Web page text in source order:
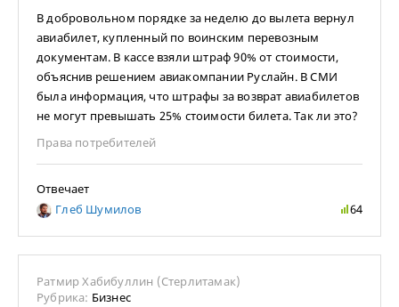
В добровольном порядке за неделю до вылета вернул
авиабилет, купленный по воинским перевозным
документам. В кассе взяли штраф 90% от стоимости,
объяснив решением авиакомпании Руслайн. В СМИ
была информация, что штрафы за возврат авиабилетов
не могут превышать 25% стоимости билета. Так ли это?
Права потребителей
Отвечает
Глеб Шумилов
64
Ратмир Хабибуллин (Стерлитамак)
Рубрика: Бизнес